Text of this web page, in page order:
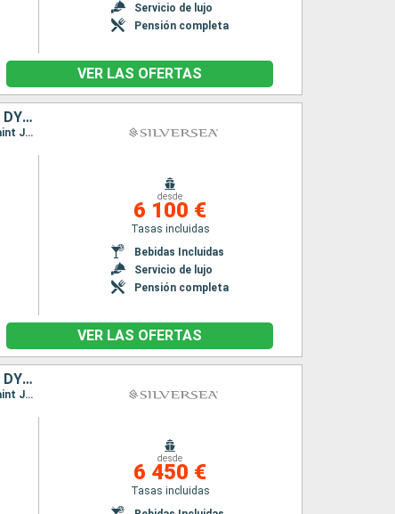
Servicio de lujo
Pensión completa
VER LAS OFERTAS
PORTO RICO, FRANCIA, REINO UNIDO, ANTIGUA Y BARBUDA, JOST VAN DYKE
Itinerario : San Juan, Saint Johns, Gustavia, Little Bay, St Kitts, Jost Van Dyke, San Juan, Saint Johns, Gustavia, Saint Johns, Little Bay, St Kitts, Jost Van Dyke, San Juan
desde
6 100 €
Tasas incluidas
Bebidas Incluidas
Servicio de lujo
Pensión completa
VER LAS OFERTAS
PORTO RICO, REINO UNIDO, FRANCIA, ANTIGUA Y BARBUDA, JOST VAN DYKE
Itinerario : San Juan, Saint Johns, Little Bay, Gustavia, St Kitts, Jost Van Dyke, San Juan, Saint Johns, Little Bay, Saint Johns, Gustavia, St Kitts, Jost Van Dyke, San Juan
desde
6 450 €
Tasas incluidas